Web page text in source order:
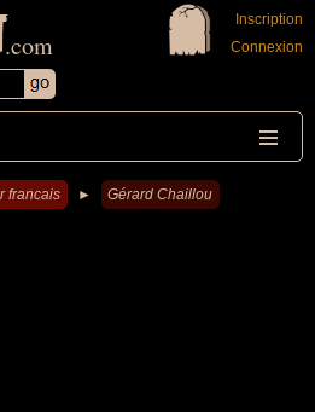
.com
Inscription
Connexion
francais ► Gérard Chaillou